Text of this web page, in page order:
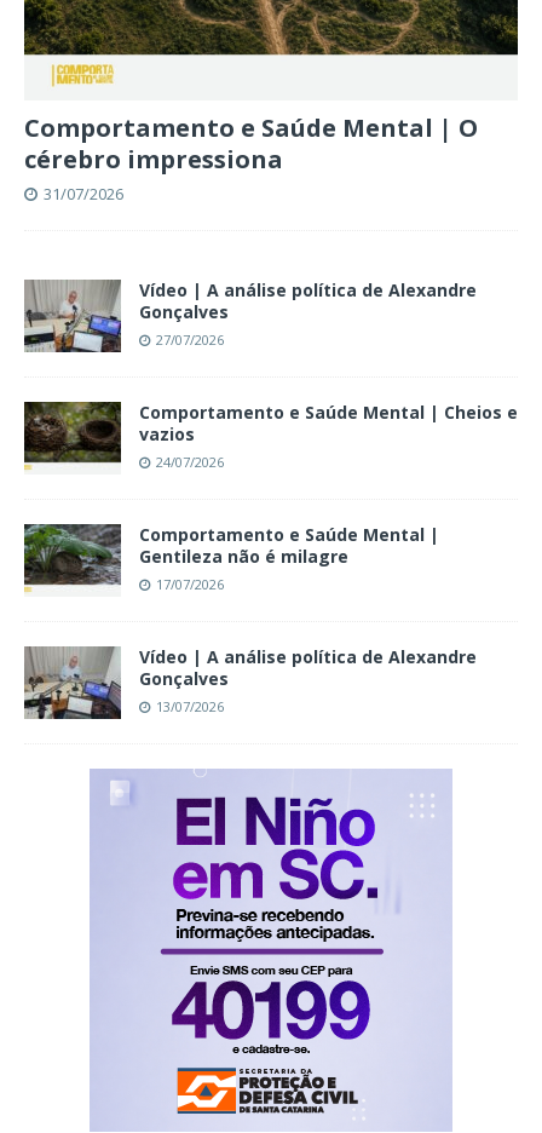
Comportamento e Saúde Mental | O
cérebro impressiona
31/07/2026
Vídeo | A análise política de Alexandre
Gonçalves
27/07/2026
Comportamento e Saúde Mental | Cheios e
vazios
24/07/2026
Comportamento e Saúde Mental |
Gentileza não é milagre
17/07/2026
Vídeo | A análise política de Alexandre
Gonçalves
13/07/2026